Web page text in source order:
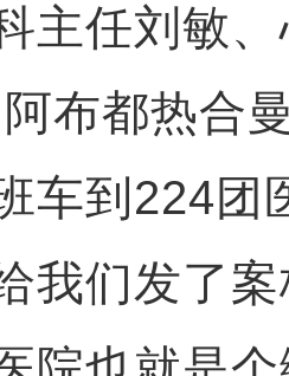
主任刘敏
布都热合
车到224团
我们发了